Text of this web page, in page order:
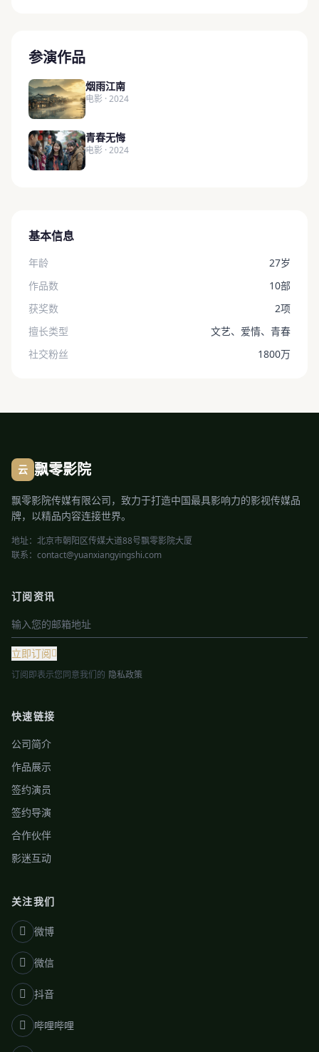
参演作品
烟雨江南
电影 · 2024
青春无悔
电影 · 2024
基本信息
年龄
27岁
作品数
10部
获奖数
2项
擅长类型
文艺、爱情、青春
社交粉丝
1800万
云 飘零影院
飘零影院传媒有限公司，致力于打造中国最具影响力的影视传媒品
牌，以精品内容连接世界。
地址：北京市朝阳区传媒大道88号飘零影院大厦
联系：contact@yuanxiangyingshi.com
订阅资讯
立即订阅
订阅即表示您同意我们的 隐私政策
快速链接
公司简介
作品展示
签约演员
签约导演
合作伙伴
影迷互动
关注我们
微博
微信
抖音
哔哩哔哩